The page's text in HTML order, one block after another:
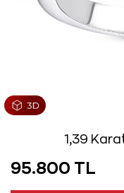
1,39
95.800 TL